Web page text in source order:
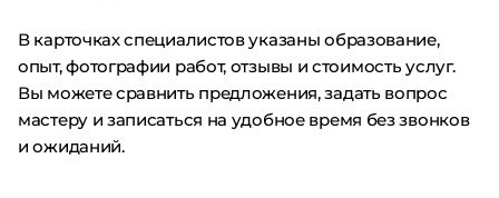
В карточках специалистов указаны образование,
опыт, фотографии работ, отзывы и стоимость услуг.
Вы можете сравнить предложения, задать вопрос
мастеру и записаться на удобное время без звонков
и ожиданий.